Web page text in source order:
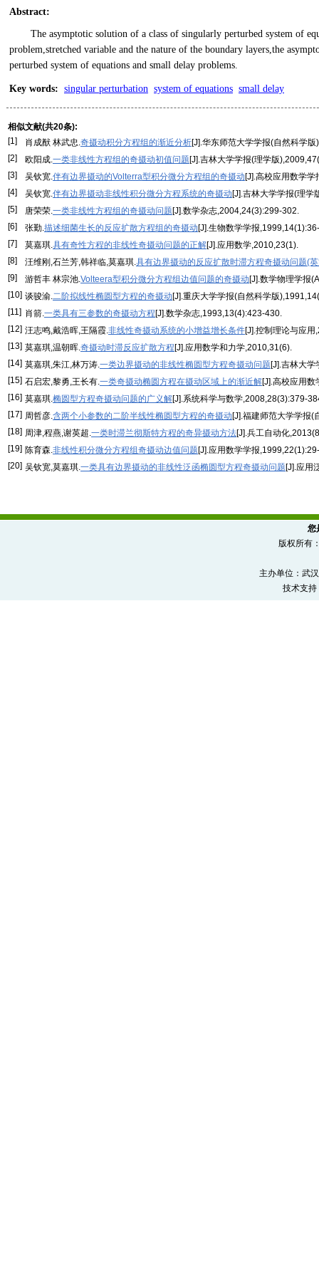
Abstract:
The asymptotic solution of a class of singularly perturbed system of
problem,stretched variable and the nature of the boundary layers,the
perturbed system of equations and small delay problems.
Key words: singular perturbation system of equations small delay
相似文献(共20条):
[1]
肖成猷 林武忠.奇摄动积分方程组的渐近分析[J].华东师范大学学报(自然科学
[2]
欧阳成.一类非线性方程组的奇摄动初值问题[J].吉林大学学报(理学版
[3]
吴钦宽.伴有边界摄动的Volterra型积分微分方程组的奇摄动[J].高校应用数学
[4]
吴钦宽.伴有边界摄动非线性积分微分方程系统的奇摄动[J].吉林大学学报(理学
[5]
唐荣荣.一类非线性方程组的奇摄动问题[J].数学杂志,2004,24(3):299-302.
[6]
张勤.描述细菌生长的反应扩散方程组的奇摄动[J].生物数学学报
[7]
莫嘉琪.具有奇性方程的非线性奇摄动问题的正解[J].应用数学,2010,23(1).
[8]
汪维刚,石兰芳,韩祥临,莫嘉琪.具有边界摄动的反应扩散时滞方程奇摄动问题(
[9]
游哲丰 林宗池.Volteera型积分微分方程组边值问题的奇摄动[J].数学物理学报
[10] 谈骏渝.二阶拟线性椭圆型方程的奇摄动[J].重庆大学学报(自然科学版
[11] 肖箭.一类具有三参数的奇摄动方程[J].数学杂志,1993,13(4):423-430.
[12] 汪志鸣,戴浩晖,王隔霞.非线性奇摄动系统的小增益增长条件[J].控制理论与应
[13] 莫嘉琪,温朝晖.奇摄动时滞反应扩散方程[J].应用数学和力学,2010,31(6).
[14] 莫嘉琪,朱江,林万涛.一类边界摄动的非线性椭圆型方程奇摄动问题[J].吉林大
[15] 石启宏,黎勇,王长有.一类奇摄动椭圆方程在摄动区域上的渐近解[J].高校应用
[16] 莫嘉琪.椭圆型方程奇摄动问题的广义解[J].系统科学与数学,2008,28(3):379-
[17] 周哲彦.含两个小参数的二阶半线性椭圆型方程的奇摄动[J].福建师范大学学报(
[18] 周津,程燕,谢英超.一类时滞兰彻斯特方程的奇异摄动方法[J].兵工自动化
[19] 陈育森.非线性积分微分方程组奇摄动边值问题[J].应用数学学报
[20] 吴钦宽,莫嘉琪.一类具有边界摄动的非线性泛函椭圆型方程奇摄动问题[J].应用
您
版权所有
主办单位：武
技术支持